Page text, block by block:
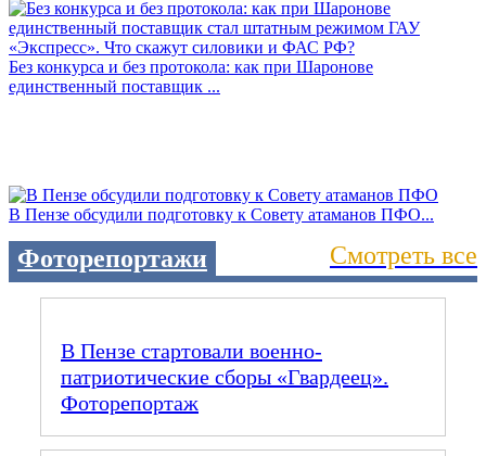
Без конкурса и без протокола: как при Шаронове
единственный поставщик ...
В Пензе обсудили подготовку к Совету атаманов ПФО...
Фоторепортажи Смотреть все
В Пензе стартовали военно-
патриотические сборы «Гвардеец».
Фоторепортаж